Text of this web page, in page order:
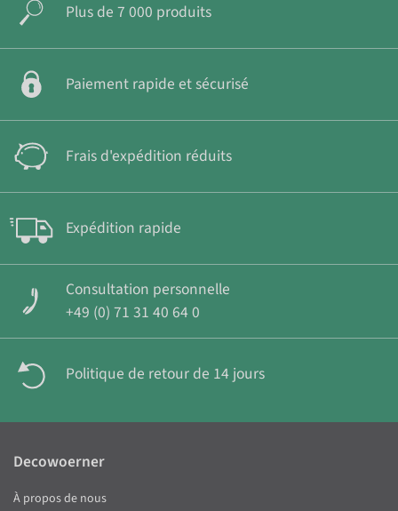
Plus de 7 000 produits
Paiement rapide et sécurisé
Frais d'expédition réduits
Expédition rapide
Consultation personnelle
+49 (0) 71 31 40 64 0
Politique de retour de 14 jours
Decowoerner
À propos de nous